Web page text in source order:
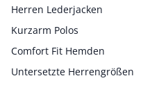
Herren Lederjacken
Kurzarm Polos
Comfort Fit Hemden
Untersetzte Herrengrößen